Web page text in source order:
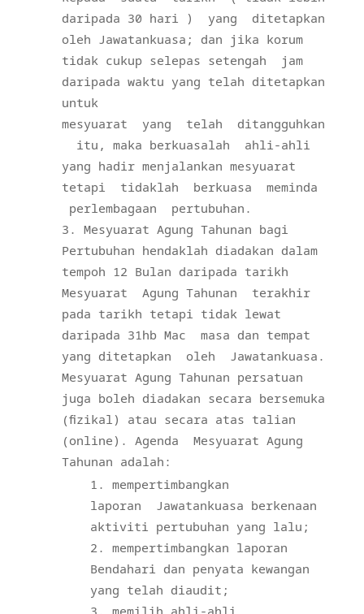
daripada 30 hari )
yang
ditetapkan
oleh Jawatankuasa; dan jika korum
tidak cukup selepas setengah
jam
daripada waktu yang telah ditetapkan
untuk
mesyuarat
yang telah
ditangguhkan
itu, maka berkuasalah
ahli-ahli
yang hadir menjalankan mesyuarat
tetapi
tidaklah berkuasa
meminda
perlembagaan
pertubuhan.
Mesyuarat Agung Tahunan bagi
Pertubuhan hendaklah diadakan dalam
tempoh 12 Bulan daripada tarikh
Mesyuarat
Agung Tahunan
terakhir
pada tarikh tetapi tidak lewat
daripada 31hb Mac
masa dan tempat
yang ditetapkan
oleh
Jawatankuasa.
Mesyuarat Agung Tahunan persatuan
juga boleh diadakan secara bersemuka
(fizikal) atau secara atas talian
(online). Agenda
Mesyuarat Agung
Tahunan adalah:
mempertimbangkan
laporan
Jawatankuasa berkenaan
aktiviti pertubuhan yang lalu;
mempertimbangkan laporan
Bendahari dan penyata kewangan
yang telah diaudit;
memilih ahli-ahli